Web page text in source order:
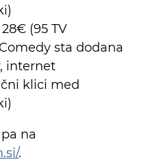
(95 TV
sta dodana
internet
klici med
na
.